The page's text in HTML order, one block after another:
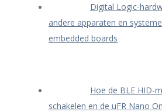
Digital Logic-
andere apparaten en
embedded boards
Hoe de BLE HID-
schakelen en de uFR Nano